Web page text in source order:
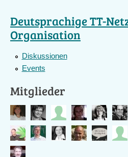
Deutsprachige TT-
Organisation
Diskussionen
Events
Mitglieder